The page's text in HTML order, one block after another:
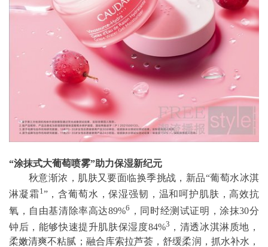
“涂抹式大葡萄喷雾”助力保湿新纪元
秋意渐浓，肌肤又要面临换季挑战，新品“葡萄水冰淇
淋凝霜 1 ”，含葡萄水，保湿强韧，温和呵护肌肤，高效抗
氧，自由基清除率高达89%6 ，同时经测试证明，涂抹30分
钟后，能够快速提升肌肤保湿度84%3 ，清透冰淇淋质地，
柔嫩清爽不粘腻；融合库索拉芦荟，舒缓柔润，抓水补水，